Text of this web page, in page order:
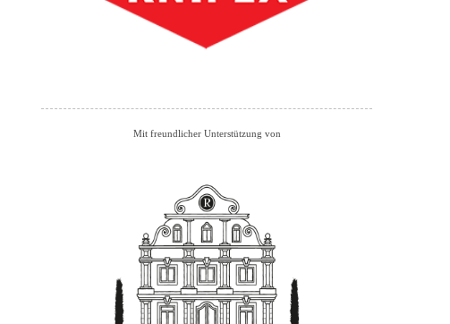
Mit freundlicher Unterstützung von